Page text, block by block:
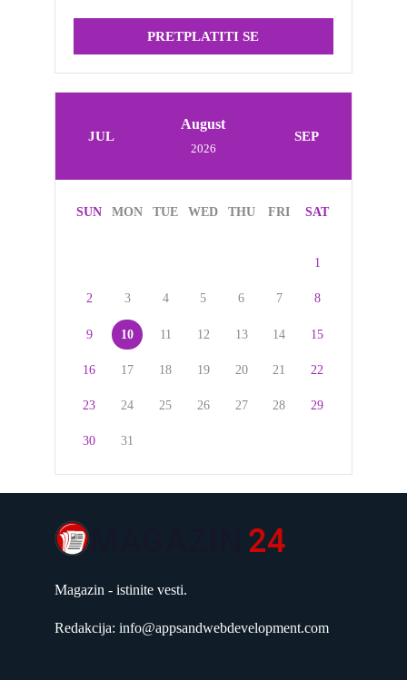
PRETPLATITI SE
JUL
August
2026
SEP
SUN MON TUE WED THU FRI SAT
1
2 3 4 5 6 7 8
9 10 11 12 13 14 15
16 17 18 19 20 21 22
23 24 25 26 27 28 29
30 31
Magazin - istinite vesti.
Redakcija: info@appsandwebdevelopment.com